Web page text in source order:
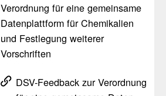
Verord­nung für eine gemein­same
Daten­platt­form für Chemi­ka­lien
und Fest­le­gung weiterer
Vorschriften
DSV-Feed­back zur Verord­nung